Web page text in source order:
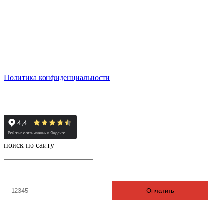
Политика конфиденциальности
поиск по сайту
Оплатить